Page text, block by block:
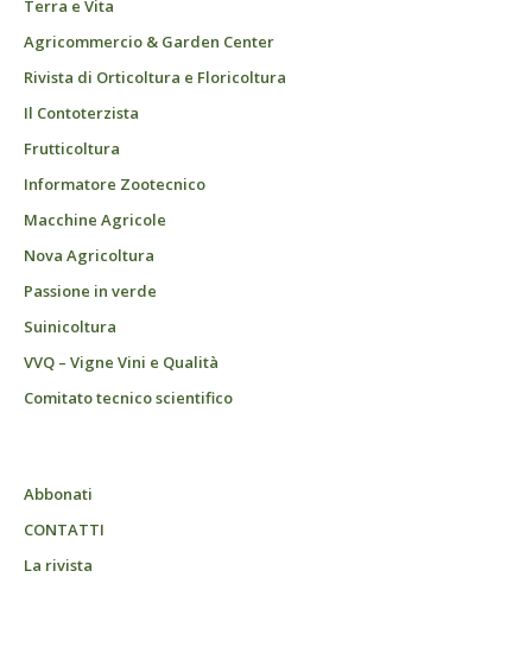
Terra e Vita
Agricommercio & Garden Center
Rivista di Orticoltura e Floricoltura
Il Contoterzista
Frutticoltura
Informatore Zootecnico
Macchine Agricole
Nova Agricoltura
Passione in verde
Suinicoltura
VVQ – Vigne Vini e Qualità
Comitato tecnico scientifico
Abbonati
CONTATTI
La rivista